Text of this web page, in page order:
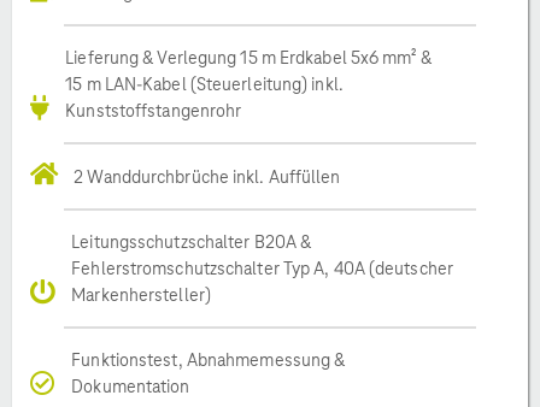
Lieferung & Verlegung 15 m Erdkabel 5x6 mm² &
15 m LAN-Kabel (Steuerleitung) inkl.
Kunststoffstangenrohr
2 Wanddurchbrüche inkl. Auffüllen
Leitungsschutzschalter B20A &
Fehlerstromschutzschalter Typ A, 40A (deutscher
Markenhersteller)
Funktionstest, Abnahmemessung &
Dokumentation